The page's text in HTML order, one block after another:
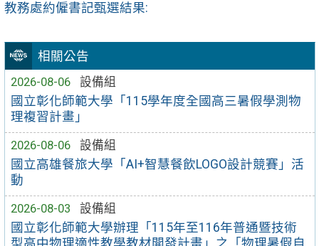
相關公告
2026-08-06
設備組
國立彰化師範大學「115學年度全國高三暑假學測物
理複習計畫」
2026-08-06
設備組
國立高雄餐旅大學「AI+智慧餐飲LOGO設計競賽」活
動
2026-08-03
設備組
國立彰化師範大學辦理「115年至116年普通暨技術
型高中物理適性教學教材開發計畫」之「物理暑假自
教務處約僱書記甄選結果: